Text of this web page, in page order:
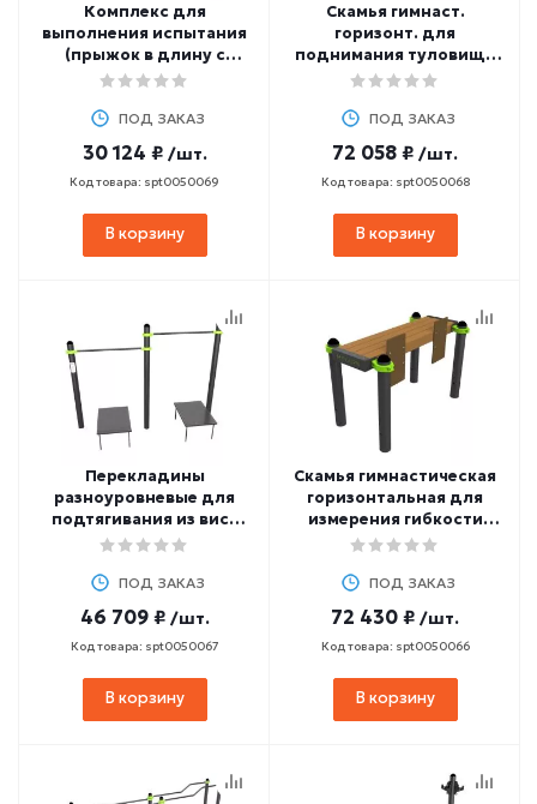
Комплекс для
выполнения испытания
(прыжок в длину с
места) ZAVODSPORTA
ПОД ЗАКАЗ
30 124 ₽ /шт.
Код товара: spt0050069
В корзину
Скамья гимнаст.
горизонт. для
поднимания туловища
из положения лежа на
W334 GTO
ПОД ЗАКАЗ
72 058 ₽ /шт.
Код товара: spt0050068
В корзину
Перекладины
разноуровневые для
подтягивания из виса
лежа на низкой
ZAVODSPORTA W333 GTO
ПОД ЗАКАЗ
46 709 ₽ /шт.
Код товара: spt0050067
В корзину
Скамья гимнастическая
горизонтальная для
измерения гибкости
ZAVODSPORTA W332 GTO
ПОД ЗАКАЗ
72 430 ₽ /шт.
Код товара: spt0050066
В корзину